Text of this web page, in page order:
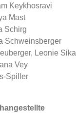
Keykhosravi
Mast
Schirg
Schweinsberger
Leonie Sika
Vey
Spiller